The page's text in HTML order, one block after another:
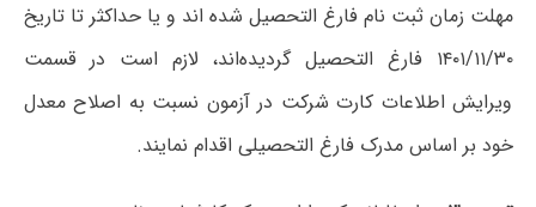
مهلت زمان ثبت نام فارغ التحصیل شده اند و یا حداکثر تا تاریخ
۱۴۰۱/۱۱/۳۰ فارغ التحصیل گردیده‌اند، لازم است در قسمت
ویرایش اطلاعات کارت شرکت در آزمون نسبت به اصلاح معدل
خود بر اساس مدرک فارغ التحصیلی اقدام نمایند.